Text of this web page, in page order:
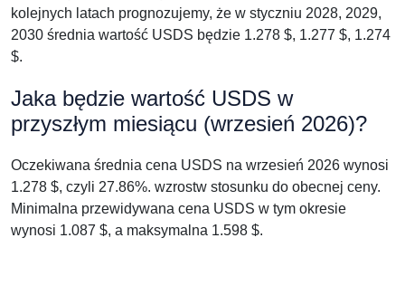
kolejnych latach prognozujemy, że w styczniu 2028, 2029,
2030 średnia wartość USDS będzie 1.278 $, 1.277 $, 1.274
$.
Jaka będzie wartość USDS w
przyszłym miesiącu (wrzesień 2026)?
Oczekiwana średnia cena USDS na wrzesień 2026 wynosi
1.278 $, czyli 27.86%. wzrostw stosunku do obecnej ceny.
Minimalna przewidywana cena USDS w tym okresie
wynosi 1.087 $, a maksymalna 1.598 $.